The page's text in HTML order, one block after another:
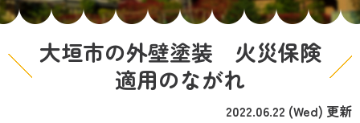
大垣市の外壁塗装 火災保険
適用のながれ
2022.06.22 (Wed) 更新